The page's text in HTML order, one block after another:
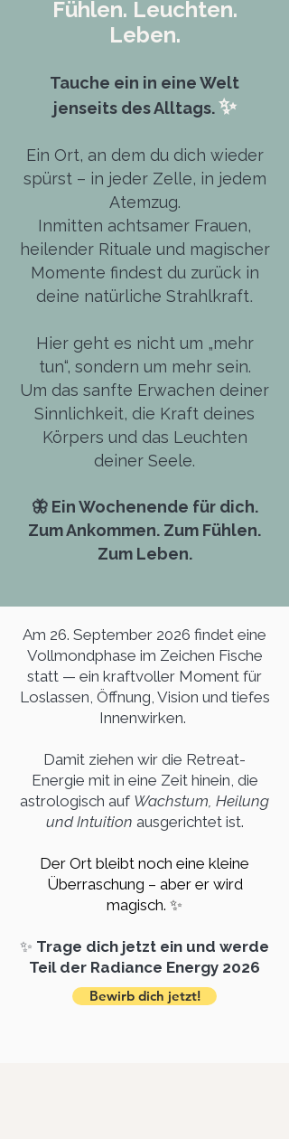
Fühlen. Leuchten.
Leben.
Tauche ein in eine Welt
jenseits des Alltags.✨
Ein Ort, an dem du dich wieder
spürst – in jeder Zelle, in jedem
Atemzug.
Inmitten achtsamer Frauen,
heilender Rituale und magischer
Momente findest du zurück in
deine natürliche Strahlkraft.
Hier geht es nicht um „mehr
tun“, sondern um mehr sein.
Um das sanfte Erwachen deiner
Sinnlichkeit, die Kraft deines
Körpers und das Leuchten
deiner Seele.
🦋 Ein Wochenende für dich.
Zum Ankommen. Zum Fühlen.
Zum Leben.
​Am 26. September 2026 findet eine
Vollmondphase im Zeichen Fische
statt — ein kraftvoller Moment für
Loslassen, Öffnung, Vision und tiefes
Innenwirken.
​Damit ziehen wir die Retreat-
Energie mit in eine Zeit hinein, die
astrologisch auf Wachstum, Heilung
und Intuition ausgerichtet ist.
Der Ort bleibt noch eine kleine
Überraschung – aber er wird
magisch. ✨
✨ Trage dich jetzt ein und werde
Teil der Radiance Energy 2026
Bewirb dich jetzt!